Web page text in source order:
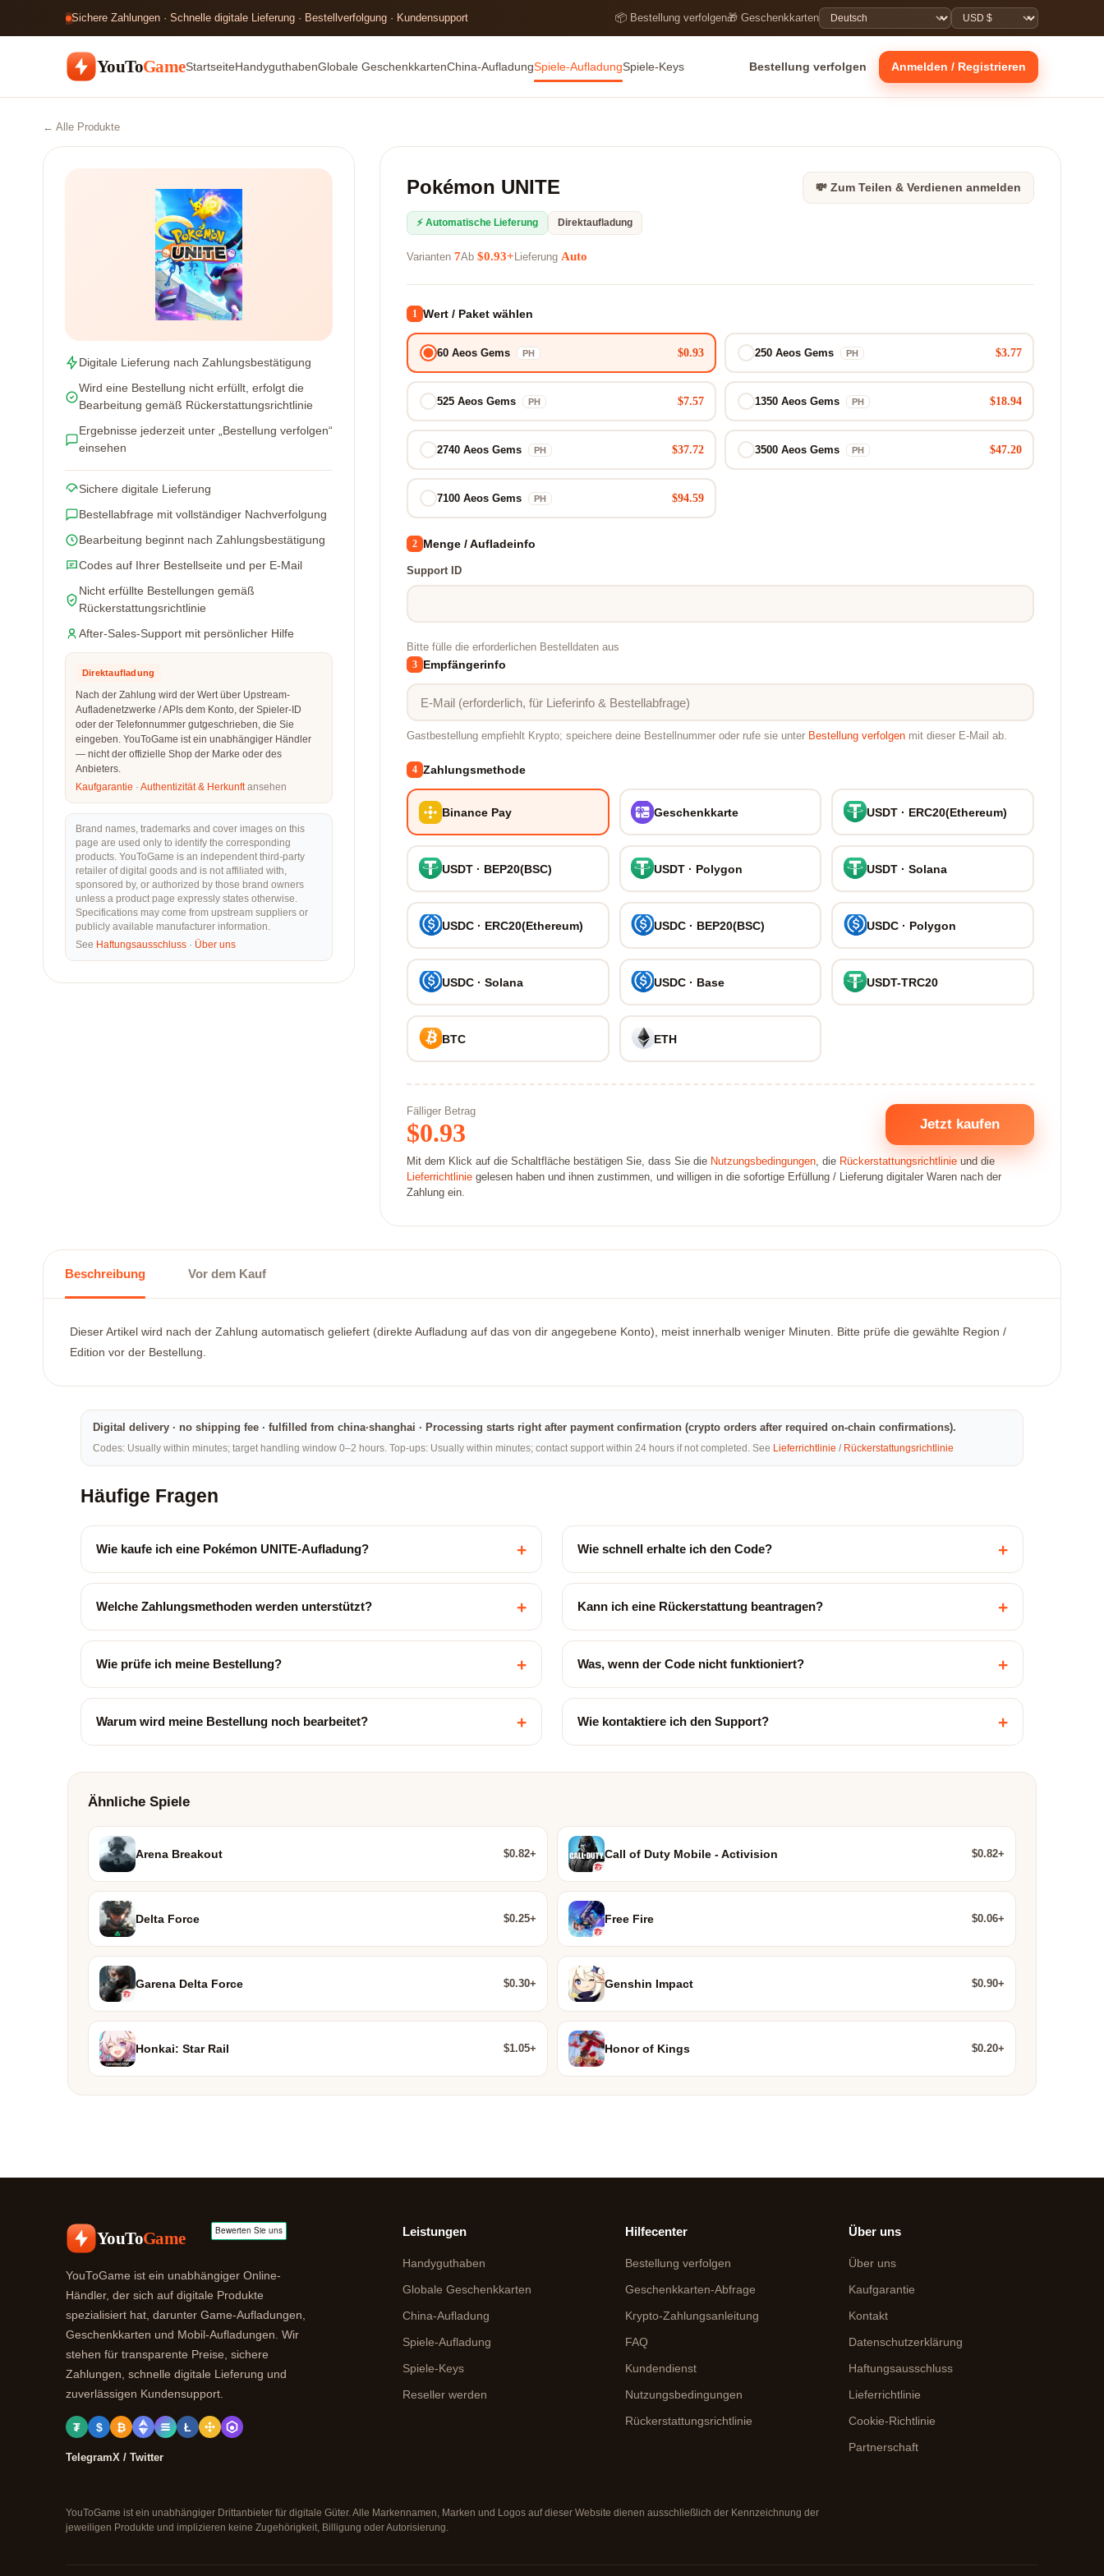
Sichere Zahlungen · Schnelle digitale Lieferung · Bestellverfolgung · Kundensupport 📦 Bestellung verfolgen🎁 Geschenkkarten
YouToGameStartseiteHandyguthabenGlobale GeschenkkartenChina-AufladungSpiele-AufladungSpiele-Keys Bestellung verfolgen Anmelden / Registrieren
← Alle Produkte
Digitale Lieferung nach Zahlungsbestätigung
Wird eine Bestellung nicht erfüllt, erfolgt die
Bearbeitung gemäß Rückerstattungsrichtlinie
Ergebnisse jederzeit unter „Bestellung verfolgen“
einsehen
Sichere digitale Lieferung
Bestellabfrage mit vollständiger Nachverfolgung
Bearbeitung beginnt nach Zahlungsbestätigung
Codes auf Ihrer Bestellseite und per E-Mail
Nicht erfüllte Bestellungen gemäß
Rückerstattungsrichtlinie
After-Sales-Support mit persönlicher Hilfe
Direktaufladung
Nach der Zahlung wird der Wert über Upstream-
Aufladenetzwerke / APIs dem Konto, der Spieler-ID
oder der Telefonnummer gutgeschrieben, die Sie
eingeben. YouToGame ist ein unabhängiger Händler
— nicht der offizielle Shop der Marke oder des
Anbieters.
Kaufgarantie · Authentizität & Herkunftansehen
Brand names, trademarks and cover images on this
page are used only to identify the corresponding
products. YouToGame is an independent third-party
retailer of digital goods and is not affiliated with,
sponsored by, or authorized by those brand owners
unless a product page expressly states otherwise.
Specifications may come from upstream suppliers or
publicly available manufacturer information.
See Haftungsausschluss · Über uns
💸 Zum Teilen & Verdienen anmelden
Pokémon UNITE
⚡ Automatische Lieferung Direktaufladung
Varianten 7Ab $0.93+ Lieferung Auto
1 Wert / Paket wählen
60 Aeos Gems PH $0.93 250 Aeos Gems PH $3.77
525 Aeos Gems PH $7.57 1350 Aeos Gems PH $18.94
2740 Aeos Gems PH $37.72 3500 Aeos Gems PH $47.20
7100 Aeos Gems PH $94.59
2 Menge / Aufladeinfo
Support ID
Bitte fülle die erforderlichen Bestelldaten aus
3 Empfängerinfo
Gastbestellung empfiehlt Krypto; speichere deine Bestellnummer oder rufe sie unter Bestellung verfolgen mit dieser E-Mail ab.
4 Zahlungsmethode
Binance Pay Geschenkkarte USDT · ERC20(Ethereum)
USDT · BEP20(BSC) USDT · Polygon USDT · Solana
USDC · ERC20(Ethereum) USDC · BEP20(BSC) USDC · Polygon
USDC · Solana USDC · Base USDT-TRC20
BTC ETH
Fälliger Betrag
$0.93 Jetzt kaufen
Mit dem Klick auf die Schaltfläche bestätigen Sie, dass Sie die Nutzungsbedingungen, die Rückerstattungsrichtlinie und die
Lieferrichtlinie gelesen haben und ihnen zustimmen, und willigen in die sofortige Erfüllung / Lieferung digitaler Waren nach der
Zahlung ein.
Beschreibung Vor dem Kauf
Dieser Artikel wird nach der Zahlung automatisch geliefert (direkte Aufladung auf das von dir angegebene Konto), meist innerhalb weniger Minuten. Bitte prüfe die gewählte Region /
Edition vor der Bestellung.
Digital delivery · no shipping fee · fulfilled from china·shanghai · Processing starts right after payment confirmation (crypto orders after required on-chain confirmations).
Codes: Usually within minutes; target handling window 0–2 hours. Top-ups: Usually within minutes; contact support within 24 hours if not completed. See Lieferrichtlinie / Rückerstattungsrichtlinie
Häufige Fragen
Wie kaufe ich eine Pokémon UNITE-Aufladung? + Wie schnell erhalte ich den Code? +
Welche Zahlungsmethoden werden unterstützt? + Kann ich eine Rückerstattung beantragen? +
Wie prüfe ich meine Bestellung? + Was, wenn der Code nicht funktioniert? +
Warum wird meine Bestellung noch bearbeitet? + Wie kontaktiere ich den Support? +
Ähnliche Spiele
Arena Breakout $0.82+ Call of Duty Mobile - Activision $0.82+
Delta Force $0.25+ Free Fire $0.06+
Garena Delta Force $0.30+ Genshin Impact $0.90+
Honkai: Star Rail $1.05+ Honor of Kings $0.20+
YouToGame
YouToGame ist ein unabhängiger Online-
Händler, der sich auf digitale Produkte
spezialisiert hat, darunter Game-Aufladungen,
Geschenkkarten und Mobil-Aufladungen. Wir
stehen für transparente Preise, sichere
Zahlungen, schnelle digitale Lieferung und
zuverlässigen Kundensupport.
₮ $ ₿ Ł
TelegramX / Twitter
Leistungen
Handyguthaben
Globale Geschenkkarten
China-Aufladung
Spiele-Aufladung
Spiele-Keys
Reseller werden
Hilfecenter
Bestellung verfolgen
Geschenkkarten-Abfrage
Krypto-Zahlungsanleitung
FAQ
Kundendienst
Nutzungsbedingungen
Rückerstattungsrichtlinie
Über uns
Über uns
Kaufgarantie
Kontakt
Datenschutzerklärung
Haftungsausschluss
Lieferrichtlinie
Cookie-Richtlinie
Partnerschaft
YouToGame ist ein unabhängiger Drittanbieter für digitale Güter. Alle Markennamen, Marken und Logos auf dieser Website dienen ausschließlich der Kennzeichnung der
jeweiligen Produkte und implizieren keine Zugehörigkeit, Billigung oder Autorisierung.